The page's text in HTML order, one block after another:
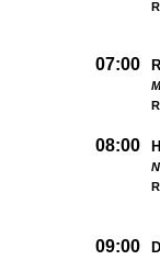
07:00
08:00
09:00